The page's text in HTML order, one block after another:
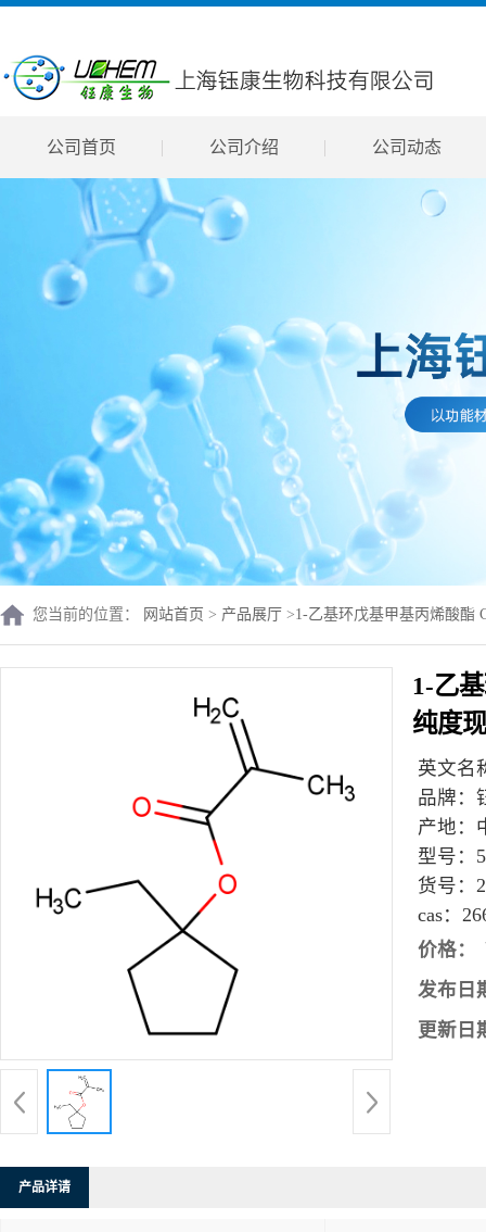
公司首页 公司介绍 公司动态
您当前的位置： 网站首页 > 产品展厅 >1-乙基环戊基甲基丙烯酸酯
1-乙
纯度
英文名
品牌：
产地：
型号：
货号：
cas：
价格：
发布日
更新日
产品详请